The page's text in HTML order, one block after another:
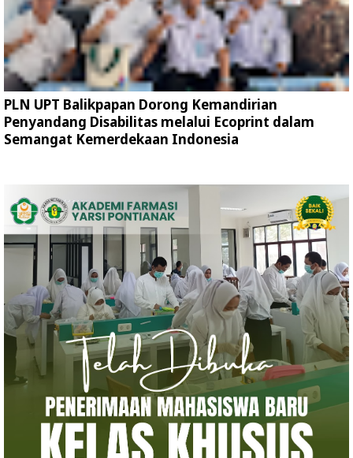
PLN UPT Balikpapan Dorong Kemandirian
Penyandang Disabilitas melalui Ecoprint dalam
Semangat Kemerdekaan Indonesia